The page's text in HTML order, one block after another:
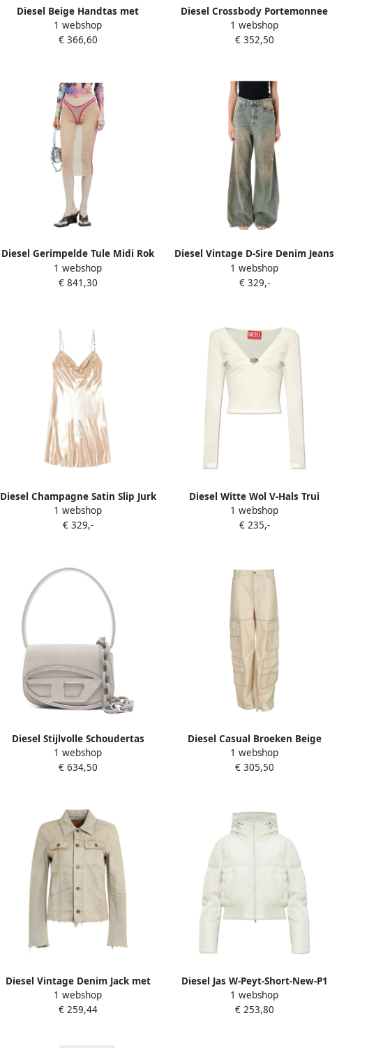
Diesel Beige Handtas met
Glitterstof Beige Dames
1 webshop
€ 366,60
Diesel Crossbody Portemonnee
Tas Multicolor Spiegelend Beige
Dames
1 webshop
€ 352,50
Diesel Gerimpelde Tule Midi Rok
Beige Dames
1 webshop
€ 841,30
Diesel Vintage D-Sire Denim Jeans
Beige Dames
1 webshop
€ 329,-
Diesel Champagne Satin Slip Jurk
Beige Dames
1 webshop
€ 329,-
Diesel Witte Wol V-Hals Trui
White Dames
1 webshop
€ 235,-
Diesel Stijlvolle Schoudertas
Beige Dames
1 webshop
€ 634,50
Diesel Casual Broeken Beige
Dames
1 webshop
€ 305,50
Diesel Vintage Denim Jack met
Zakken Beige Dames
1 webshop
€ 259,44
Diesel Jas W-Peyt-Short-New-P1
Beige Dames
1 webshop
€ 253,80